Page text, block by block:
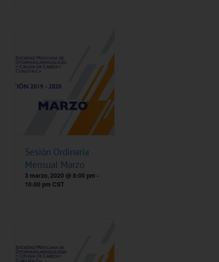
Sesión Ordinaria
Mensual Marzo
3 marzo, 2020 @ 8:00 pm -
10:00 pm CST